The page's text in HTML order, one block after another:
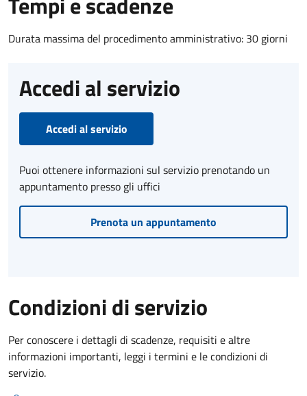
Durata massima del procedimento amministrativo: 30 giorni
Accedi al servizio
Accedi al servizio
Puoi ottenere informazioni sul servizio prenotando un
appuntamento presso gli uffici
Prenota un appuntamento
Condizioni di servizio
Per conoscere i dettagli di scadenze, requisiti e altre
informazioni importanti, leggi i termini e le condizioni di
servizio.